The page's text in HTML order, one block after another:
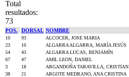
Total
resultados:
73
POS. DORSAL NOMBRE
10 93 ALCOCER, JOSE MARIA
23
10 ALGARRA ALGARRA, MARÍA JESÚS
54
43 ALGARRA LUCAS, BENJAMÍN
67
47 AMIL LEON, DANIEL
3
18 ARGANDOÑA TARAVILLA, CRISTIAN
38
21 ARGOTE MEDRANO, ANA CRISTINA